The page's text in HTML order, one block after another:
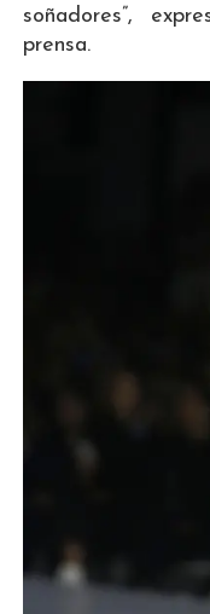
soñadores”,
prensa.